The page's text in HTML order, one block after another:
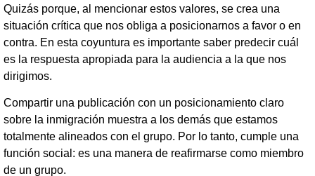
Quizás porque, al mencionar estos valores, se crea una
situación crítica que nos obliga a posicionarnos a favor o en
contra. En esta coyuntura es importante saber predecir cuál
es la respuesta apropiada para la audiencia a la que nos
dirigimos.
Compartir una publicación con un posicionamiento claro
sobre la inmigración muestra a los demás que estamos
totalmente alineados con el grupo. Por lo tanto, cumple una
función social: es una manera de reafirmarse como miembro
de un grupo.